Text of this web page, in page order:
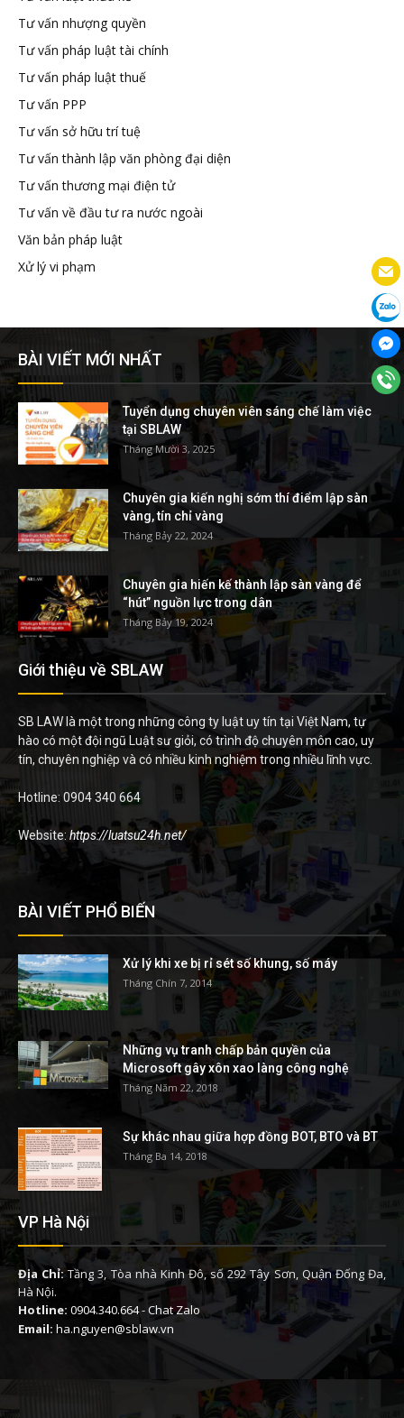
Tư vấn nhượng quyền
Tư vấn pháp luật tài chính
Tư vấn pháp luật thuế
Tư vấn PPP
Tư vấn sở hữu trí tuệ
Tư vấn thành lập văn phòng đại diện
Tư vấn thương mại điện tử
Tư vấn về đầu tư ra nước ngoài
Văn bản pháp luật
Xử lý vi phạm
BÀI VIẾT MỚI NHẤT
Tuyển dụng chuyên viên sáng chế làm việc
tại SBLAW
Tháng Mười 3, 2025
Chuyên gia kiến nghị sớm thí điểm lập sàn
vàng, tín chỉ vàng
Tháng Bảy 22, 2024
Chuyên gia hiến kế thành lập sàn vàng để
“hút” nguồn lực trong dân
Tháng Bảy 19, 2024
Giới thiệu về SBLAW
SB LAW là một trong những công ty luật uy tín tại Việt Nam, tự
hào có một đội ngũ Luật sư giỏi, có trình độ chuyên môn cao, uy
tín, chuyên nghiệp và có nhiều kinh nghiệm trong nhiều lĩnh vực.
Hotline: 0904 340 664
Website: https://luatsu24h.net/
BÀI VIẾT PHỔ BIẾN
Xử lý khi xe bị rỉ sét số khung, số máy
Tháng Chín 7, 2014
Những vụ tranh chấp bản quyền của
Microsoft gây xôn xao làng công nghệ
Tháng Năm 22, 2018
Sự khác nhau giữa hợp đồng BOT, BTO và BT
Tháng Ba 14, 2018
VP Hà Nội
Địa Chỉ: Tầng 3, Tòa nhà Kinh Đô, số 292 Tây Sơn, Quận Đống Đa,
Hà Nội.
Hotline: 0904.340.664-Chat Zalo
Email: ha.nguyen@sblaw.vn